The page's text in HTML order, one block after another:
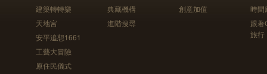
建築轉轉樂
天地宮
安平追想1661
工藝大冒險
原住民儀式
典藏機構
進階搜尋
創意加值
時間
跟
旅行